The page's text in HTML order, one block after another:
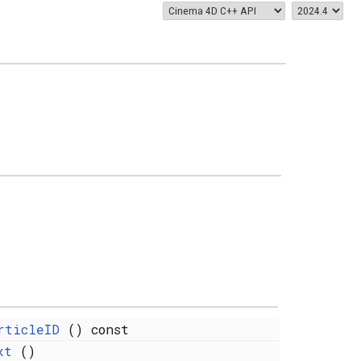
() const
()